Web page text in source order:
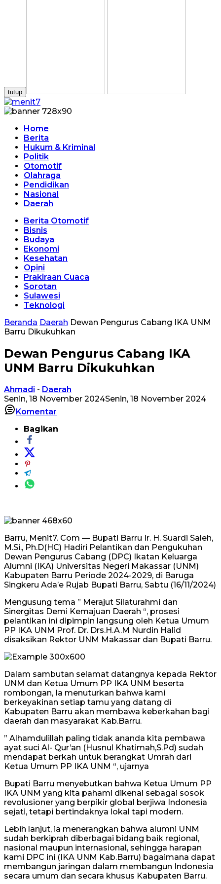
tutup
Home
Berita
Hukum & Kriminal
Politik
Otomotif
Olahraga
Pendidikan
Nasional
Daerah
Berita Otomotif
Bisnis
Budaya
Ekonomi
Kesehatan
Opini
Prakiraan Cuaca
Sorotan
Sulawesi
Teknologi
Beranda Daerah Dewan Pengurus Cabang IKA UNM
Barru Dikukuhkan
Dewan Pengurus Cabang IKA
UNM Barru Dikukuhkan
Ahmadi - Daerah
Senin, 18 November 2024Senin, 18 November 2024
Komentar
Bagikan
Barru, Menit7. Com — Bupati Barru Ir. H. Suardi Saleh,
M.Si., Ph.D(HC) Hadiri Pelantikan dan Pengukuhan
Dewan Pengurus Cabang (DPC) Ikatan Keluarga
Alumni (IKA) Universitas Negeri Makassar (UNM)
Kabupaten Barru Periode 2024-2029, di Baruga
Singkeru Ada’e Rujab Bupati Barru, Sabtu (16/11/2024)
Mengusung tema ” Merajut Silaturahmi dan
Sinergitas Demi Kemajuan Daerah “, prosesi
pelantikan ini dipimpin langsung oleh Ketua Umum
PP IKA UNM Prof. Dr. Drs.H.A.M Nurdin Halid
disaksikan Rektor UNM Makassar dan Bupati Barru.
Dalam sambutan selamat datangnya kepada Rektor
UNM dan Ketua Umum PP IKA UNM beserta
rombongan, Ia menuturkan bahwa kami
berkeyakinan setiap tamu yang datang di
Kabupaten Barru akan membawa keberkahan bagi
daerah dan masyarakat Kab.Barru.
” Alhamdulillah paling tidak ananda kita pembawa
ayat suci Al- Qur’an (Husnul Khatimah,S.Pd) sudah
mendapat berkah untuk berangkat Umrah dari
Ketua Umum PP IKA UNM “, ujarnya
Bupati Barru menyebutkan bahwa Ketua Umum PP
IKA UNM yang kita pahami dikenal sebagai sosok
revolusioner yang berpikir global berjiwa Indonesia
sejati, tetapi bertindaknya lokal tapi modern.
Lebih lanjut, ia menerangkan bahwa alumni UNM
sudah berkiprah diberbagai bidang baik regional,
nasional maupun internasional, sehingga harapan
kami DPC ini (IKA UNM Kab.Barru) bagaimana dapat
membangun jaringan dalam membangun Indonesia
secara umum dan secara khusus Kabupaten Barru.